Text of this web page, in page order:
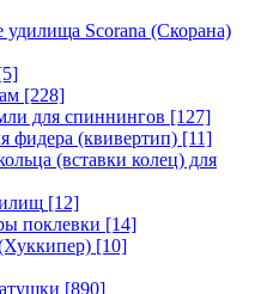
Scorana (Скорана)
[228]
для спиннингов [127]
фидера (квивертип) [11]
(вставки колец) для
[12]
поклевки [14]
[10]
[890]